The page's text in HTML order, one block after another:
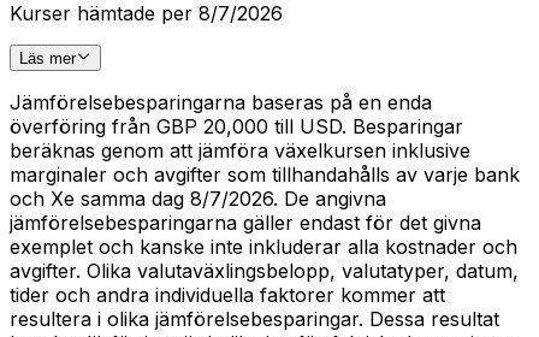
Kurser hämtade per 8/7/2026
Läs mer
Jämförelsebesparingarna baseras på en enda
överföring från GBP 20,000 till USD. Besparingar
beräknas genom att jämföra växelkursen inklusive
marginaler och avgifter som tillhandahålls av varje bank
och Xe samma dag 8/7/2026. De angivna
jämförelsebesparingarna gäller endast för det givna
exemplet och kanske inte inkluderar alla kostnader och
avgifter. Olika valutaväxlingsbelopp, valutatyper, datum,
tider och andra individuella faktorer kommer att
resultera i olika jämförelsebesparingar. Dessa resultat